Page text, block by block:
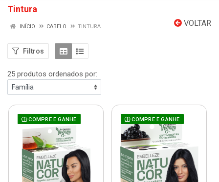
Tintura
VOLTAR
INÍCIO CABELO TINTURA
Filtros
25 produtos ordenados por:
COMPRE E GANHE COMPRE E GANHE